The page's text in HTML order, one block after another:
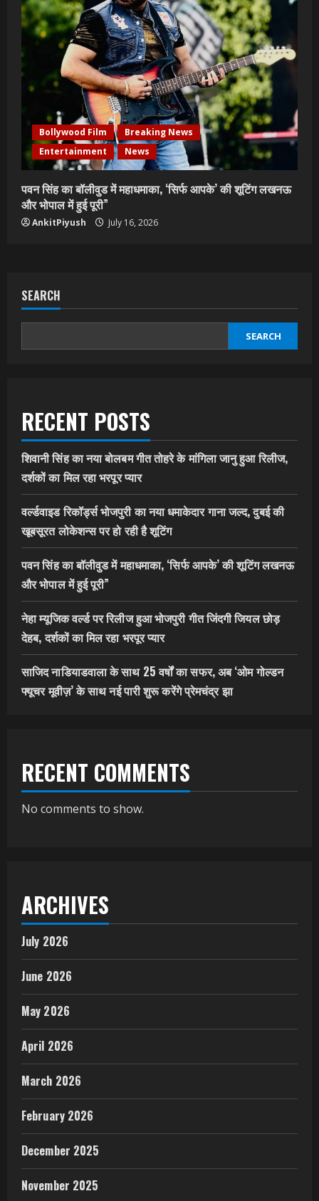
Bollywood Film
Breaking News
Entertainment
News
पवन सिंह का बॉलीवुड में महाधमाका, ‘सिर्फ आपके’ की शूटिंग लखनऊ
और भोपाल में हुई पूरी”
AnkitPiyush July 16, 2026
SEARCH
SEARCH
RECENT POSTS
शिवानी सिंह का नया बोलबम गीत तोहरे के मांगिला जानु हुआ रिलीज,
दर्शकों का मिल रहा भरपूर प्यार
वर्ल्डवाइड रिकॉर्ड्स भोजपुरी का नया धमाकेदार गाना जल्द, दुबई की
खूबसूरत लोकेशन्स पर हो रही है शूटिंग
पवन सिंह का बॉलीवुड में महाधमाका, ‘सिर्फ आपके’ की शूटिंग लखनऊ
और भोपाल में हुई पूरी”
नेहा म्यूजिक वर्ल्ड पर रिलीज हुआ भोजपुरी गीत जिंदगी जियल छोड़
देहब, दर्शकों का मिल रहा भरपूर प्यार
साजिद नाडियाडवाला के साथ 25 वर्षों का सफर, अब ‘ओम गोल्डन
फ्यूचर मूवीज़’ के साथ नई पारी शुरू करेंगे प्रेमचंद्र झा
RECENT COMMENTS
No comments to show.
ARCHIVES
July 2026
June 2026
May 2026
April 2026
March 2026
February 2026
December 2025
November 2025